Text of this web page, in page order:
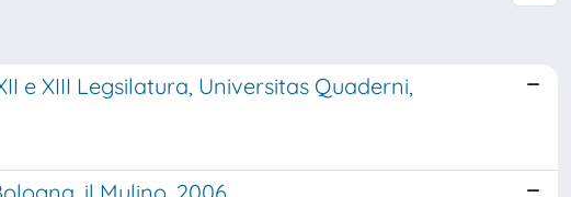
e XIII Legsilatura, Universitas Quaderni,